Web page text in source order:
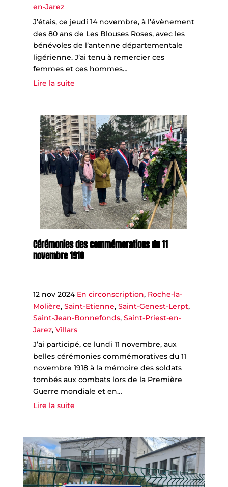
en-Jarez
J’étais, ce jeudi 14 novembre, à l’évènement
des 80 ans de Les Blouses Roses, avec les
bénévoles de l’antenne départementale
ligérienne. J’ai tenu à remercier ces
femmes et ces hommes…
Lire la suite
Cérémonies des commémorations du 11
novembre 1918
12 nov 2024 En circonscription, Roche-la-
Molière, Saint-Etienne, Saint-Genest-Lerpt,
Saint-Jean-Bonnefonds, Saint-Priest-en-
Jarez, Villars
J’ai participé, ce lundi 11 novembre, aux
belles cérémonies commémoratives du 11
novembre 1918 à la mémoire des soldats
tombés aux combats lors de la Première
Guerre mondiale et en…
Lire la suite